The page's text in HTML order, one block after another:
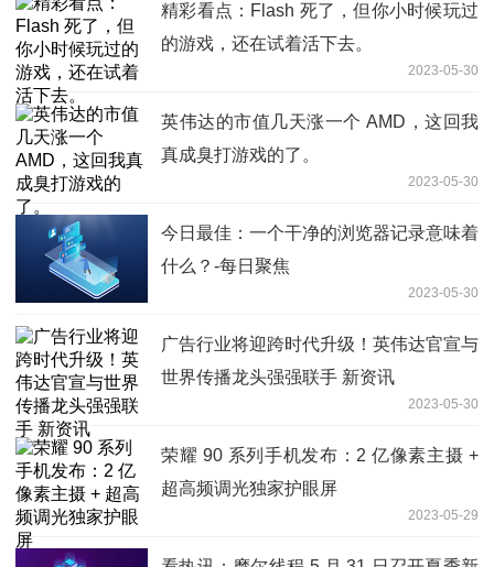
精彩看点：Flash 死了，但你小时候玩过
的游戏，还在试着活下去。
2023-05-30
英伟达的市值几天涨一个 AMD，这回我
真成臭打游戏的了。
2023-05-30
今日最佳：一个干净的浏览器记录意味着
什么？-每日聚焦
2023-05-30
广告行业将迎跨时代升级！英伟达官宣与
世界传播龙头强强联手 新资讯
2023-05-30
荣耀 90 系列手机发布：2 亿像素主摄 +
超高频调光独家护眼屏
2023-05-29